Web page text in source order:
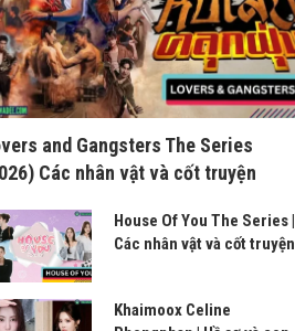
and Gangsters The Series
Các nhân vật và cốt truyện
House Of You The Series |
Các nhân vật và cốt truyện
Khaimoox Celine